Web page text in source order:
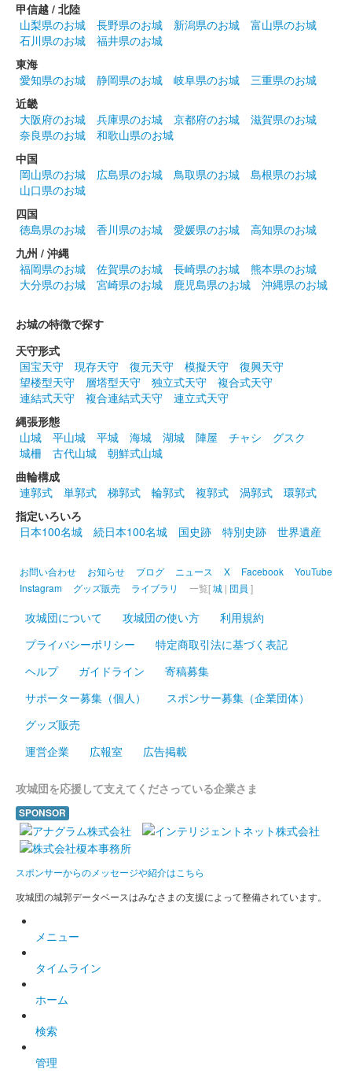
販売終了
白石城 御城印 令和6年 鬼小十郎まつり記念版
販売終了
白石城 御城印
白石城二ノ門に貯蔵しているSASA秋天を白石城歴史探訪ミュー
白石城 御朱印（登閣記念） 9月限定 萩
（令和6年）
販売終了
左右からたくさんの萩が伸びる形になっている。
白石城 御城印 東北イタコ 水着版
白石城 御城印
白石城 御城印 ずんだもん 水着版
白石城 御城印 東北ずん子 水着版
販売終了
白石城 御城印 東北イタコ 夏版
白石城 御城印 東北ずん子 夏版
白石城 御城印 ずんだもん 夏版
白石城 御城印
販売終了
白石城 御城印
販売終了
白石城武将隊夏の陣の入場券購入者にもらえる御城印。入場券購
甲信越 / 北陸
山梨県のお城
長野県のお城 新潟県のお城
富山県のお城
石川県のお城
福井県のお城
東海
愛知県のお城
静岡県のお城 岐阜県のお城
三重県のお城
近畿
大阪府のお城
兵庫県のお城 京都府のお城
滋賀県のお城
奈良県のお城
和歌山県のお城
中国
岡山県のお城
広島県のお城 鳥取県のお城
島根県のお城
山口県のお城
四国
徳島県のお城
香川県のお城 愛媛県のお城
高知県のお城
九州 / 沖縄
福岡県のお城
佐賀県のお城 長崎県のお城
熊本県のお城
大分県のお城
宮崎県のお城 鹿児島県のお城 沖縄県のお城
お城の特徴で探す
天守形式
国宝天守
現存天守 復元天守 模擬天守
復興天守
望楼型天守
層塔型天守 独立式天守
複合式天守
連結式天守
複合連結式天守
連立式天守
縄張形態
山城
平山城 平城 海城 湖城 陣屋 チャシ
グスク
城柵
古代山城
朝鮮式山城
曲輪構成
連郭式
単郭式 梯郭式 輪郭式 複郭式 渦郭式
環郭式
指定いろいろ
日本100名城
続日本100名城 国史跡 特別史跡 世界遺産
お問い合わせ お知らせ ブログ ニュース X Facebook
YouTube
Instagram
グッズ販売 ライブラリ 一覧[城 | 団員 ]
攻城団について 攻城団の使い方
利用規約
プライバシーポリシー
特定商取引法に基づく表記
ヘルプ
ガイドライン
寄稿募集
サポーター募集（個人）
スポンサー募集（企業団体）
グッズ販売
運営企業
広報室 広告掲載
攻城団を応援して支えてくださっている企業さま
SPONSOR
スポンサーからのメッセージや紹介はこちら
攻城団の城郭データベースはみなさまの支援によって整備されています。
メニュー
タイムライン
ホーム
検索
管理